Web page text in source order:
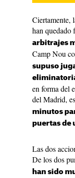
Ciertamente,
han quedado
arbitrajes
Camp Nou
supuso
en forma del
del Madrid,
minutos
puertas de
Las dos
De los dos
han sido